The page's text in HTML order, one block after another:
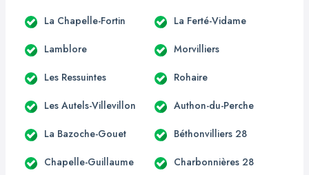
La Chapelle-Fortin La Ferté-Vidame
Lamblore Morvilliers
Les Ressuintes Rohaire
Les Autels-Villevillon Authon-du-Perche
La Bazoche-Gouet Béthonvilliers 28
Chapelle-Guillaume Charbonnières 28